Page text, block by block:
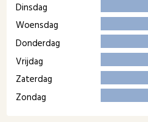
Dinsdag
Woensdag
Donderdag
Vrijdag
Zaterdag
Zondag